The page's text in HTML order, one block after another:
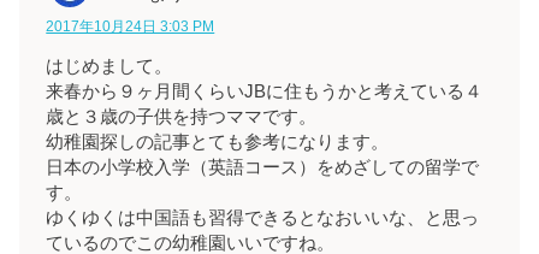
2017年10月24日 3:03 PM
はじめまして。
来春から９ヶ月間くらいJBに住もうかと考えている４
歳と３歳の子供を持つママです。
幼稚園探しの記事とても参考になります。
日本の小学校入学（英語コース）をめざしての留学で
す。
ゆくゆくは中国語も習得できるとなおいいな、と思っ
ているのでこの幼稚園いいですね。